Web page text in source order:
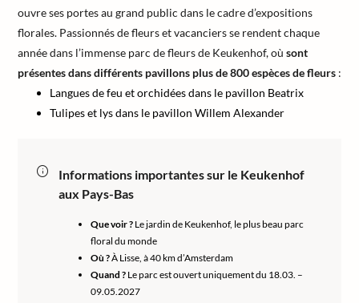
ouvre ses portes au grand public dans le cadre d’expositions
florales. Passionnés de fleurs et vacanciers se rendent chaque
année dans l’immense parc de fleurs de Keukenhof, où sont
présentes dans différents pavillons plus de 800 espèces de fleurs :
Langues de feu et orchidées dans le pavillon Beatrix
Tulipes et lys dans le pavillon Willem Alexander
Informations importantes sur le Keukenhof
aux Pays-Bas
Que voir ? Le jardin de Keukenhof, le plus beau parc
floral du monde
Où ?À Lisse, à 40 km d’Amsterdam
Quand ? Le parc est ouvert uniquement du 18.03. –
09.05.2027